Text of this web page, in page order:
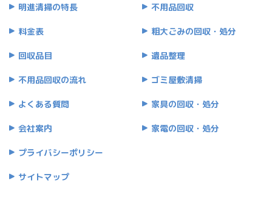
明進清掃の特長
料金表
回収品目
不用品回収の流れ
よくある質問
会社案内
プライバシーポリシー
サイトマップ
不用品回収
粗大ごみの回収・処分
遺品整理
ゴミ屋敷清掃
家具の回収・処分
家電の回収・処分